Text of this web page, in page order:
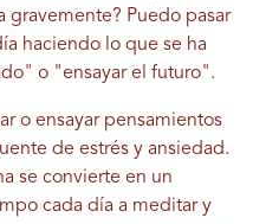
Puedo pasar
haciendo lo que se ha
o "ensayar el futuro".
o ensayar pensamientos
de estrés y ansiedad.
se convierte en un
cada día a meditar y